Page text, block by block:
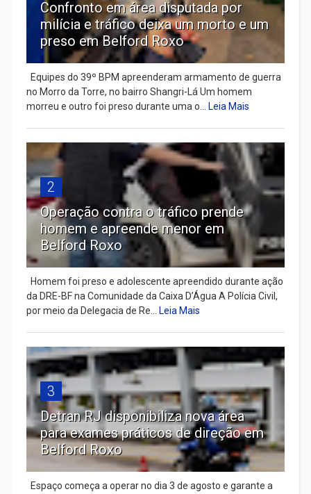
Confronto em área disputada por
milícia e tráfico deixa um morto e um
preso em Belford Roxo
Equipes do 39º BPM apreenderam armamento de guerra
no Morro da Torre, no bairro Shangri-Lá Um homem
morreu e outro foi preso durante uma o...
Leia Mais
2
Operação contra o tráfico prende
homem e apreende menor em
Belford Roxo
Homem foi preso e adolescente apreendido durante ação
da DRE-BF na Comunidade da Caixa D’Água A Polícia Civil,
por meio da Delegacia de Re...
Leia Mais
3
Detran RJ disponibiliza nova área
para exames práticos de direção em
Belford Roxo
Espaço começa a operar no dia 3 de agosto e garante a